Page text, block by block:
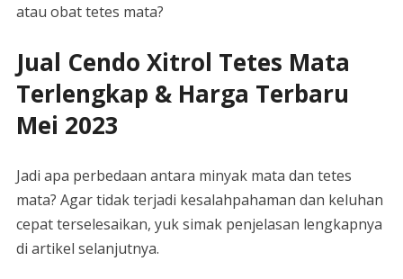
atau obat tetes mata?
Jual Cendo Xitrol Tetes Mata
Terlengkap & Harga Terbaru
Mei 2023
Jadi apa perbedaan antara minyak mata dan tetes
mata? Agar tidak terjadi kesalahpahaman dan keluhan
cepat terselesaikan, yuk simak penjelasan lengkapnya
di artikel selanjutnya.